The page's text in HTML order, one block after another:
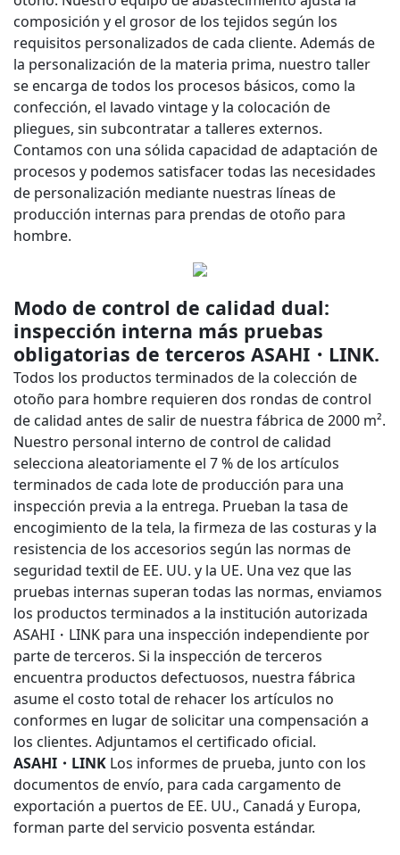
composición y el grosor de los tejidos según los
requisitos personalizados de cada cliente. Además de
la personalización de la materia prima, nuestro taller
se encarga de todos los procesos básicos, como la
confección, el lavado vintage y la colocación de
pliegues, sin subcontratar a talleres externos.
Contamos con una sólida capacidad de adaptación de
procesos y podemos satisfacer todas las necesidades
de personalización mediante nuestras líneas de
producción internas para prendas de otoño para
hombre.
Modo de control de calidad dual:
inspección interna más pruebas
obligatorias de terceros ASAHI・LINK.
Todos los productos terminados de la colección de
otoño para hombre requieren dos rondas de control
de calidad antes de salir de nuestra fábrica de 2000 m².
Nuestro personal interno de control de calidad
selecciona aleatoriamente el 7 % de los artículos
terminados de cada lote de producción para una
inspección previa a la entrega. Prueban la tasa de
encogimiento de la tela, la firmeza de las costuras y la
resistencia de los accesorios según las normas de
seguridad textil de EE. UU. y la UE. Una vez que las
pruebas internas superan todas las normas, enviamos
los productos terminados a la institución autorizada
ASAHI・LINK para una inspección independiente por
parte de terceros. Si la inspección de terceros
encuentra productos defectuosos, nuestra fábrica
asume el costo total de rehacer los artículos no
conformes en lugar de solicitar una compensación a
los clientes. Adjuntamos el certificado oficial.
ASAHI・LINK Los informes de prueba, junto con los
documentos de envío, para cada cargamento de
exportación a puertos de EE. UU., Canadá y Europa,
forman parte del servicio posventa estándar.